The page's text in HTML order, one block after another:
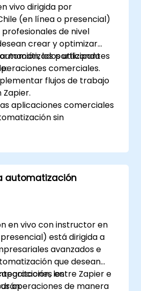
vivo dirigida por
(en línea o presencial)
de nivel
crear y optimizar
utilizando
comerciales.
los participantes
flujos de trabajo
aplicaciones comerciales
sin
de los Zaps y
comunes.
de flujos de
las necesidades
automatización
en vivo con instructor en
está dirigida a
avanzados e
que desean
entre Zapier e
operaciones de manera
los